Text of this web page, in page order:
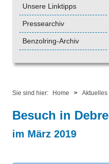
Unsere Linktipps
Pressearchiv
Benzolring-Archiv
Sie sind hier: Home > Aktuelles
Besuch in
im März 2019